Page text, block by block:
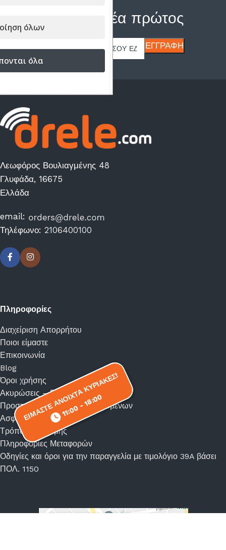
ΕΙΜΑΣΤΕ ΑΝΟΙΧΤΑ ΚΥΡΙΑΚΕΣ!
11:00 - 18:00
Μάθε τα νέα πρώτος
Λεωφόρος Βουλιαγμένης 48
Γλυφάδα, 16675
Ελλάδα
email:
Τηλέφωνο: 2106400100
ΕΙΜΑΣΤΕ ΑΝΟΙΧΤΑ ΚΥΡΙΑΚΕΣ!
11:00 - 18:00
Πληροφορίες
Διαχείριση Απορρήτου
Ποιοι είμαστε
Επικοινωνία
Blog
Όροι χρήσης
Ακυρώσεις – Επιστροφές
Προστασία προσωπικών δεδομένων
Ασφάλεια συναλλαγών
Τρόποι πληρωμής
Πληροφορίες Μεταφορών
Οδηγίες και όροι για την παραγγελία με τιμολόγιο 39A βάσει
ΠΟΛ. 1150
όλων
όλα